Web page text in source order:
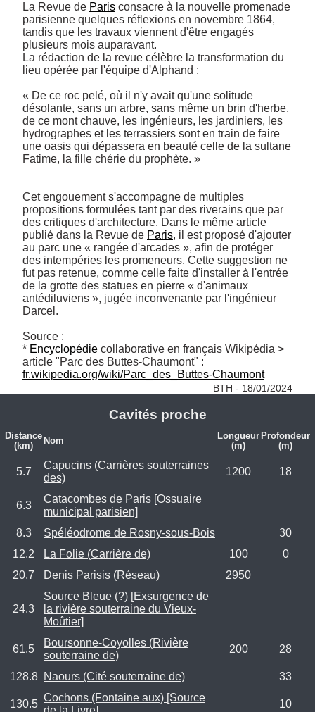
La Revue de Paris consacre à la nouvelle promenade
parisienne quelques réflexions en novembre 1864,
tandis que les travaux viennent d'être engagés
plusieurs mois auparavant.
La rédaction de la revue célèbre la transformation du
lieu opérée par l'équipe d'Alphand :
« De ce roc pelé, où il n'y avait qu'une solitude
désolante, sans un arbre, sans même un brin d'herbe,
de ce mont chauve, les ingénieurs, les jardiniers, les
hydrographes et les terrassiers sont en train de faire
une oasis qui dépassera en beauté celle de la sultane
Fatime, la fille chérie du prophète. »
Cet engouement s'accompagne de multiples
propositions formulées tant par des riverains que par
des critiques d'architecture. Dans le même article
publié dans la Revue de Paris, il est proposé d'ajouter
au parc une « rangée d'arcades », afin de protéger
des intempéries les promeneurs. Cette suggestion ne
fut pas retenue, comme celle faite d'installer à l'entrée
de la grotte des statues en pierre « d'animaux
antédiluviens », jugée inconvenante par l'ingénieur
Darcel.
Source :
* Encyclopédie collaborative en français Wikipédia >
fr.wikipedia.org/wiki/Parc_des_Buttes-Chaumont
BTH - 18/01/2024
Cavités proche
Distance
(km)
Nom
Longueur
(m)
Profondeur
(m)
5.7
Capucins (Carrières souterraines
des)
1200 18
6.3
Catacombes de Paris [Ossuaire
municipal parisien]
8.3
Spéléodrome de Rosny-sous-Bois
30
12.2
La Folie (Carrière de) 100
0
20.7
Denis Parisis (Réseau) 2950
24.3
Source Bleue (?) [Exsurgence de
la rivière souterraine du Vieux-
Moûtier]
61.5
Boursonne-Coyolles (Rivière
souterraine de)
200 28
128.8 Naours (Cité souterraine de) 33
130.5
Cochons (Fontaine aux) [Source
10